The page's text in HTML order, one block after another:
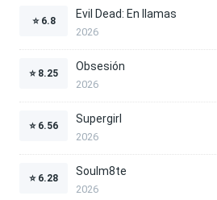
⭐ 6.8
Evil Dead: En llamas
2026
⭐ 8.25
Obsesión
2026
⭐ 6.56
Supergirl
2026
⭐ 6.28
Soulm8te
2026